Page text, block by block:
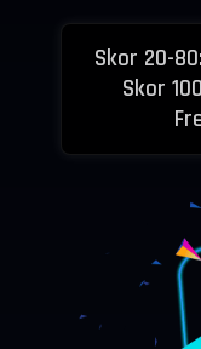
Skor 20-
Skor